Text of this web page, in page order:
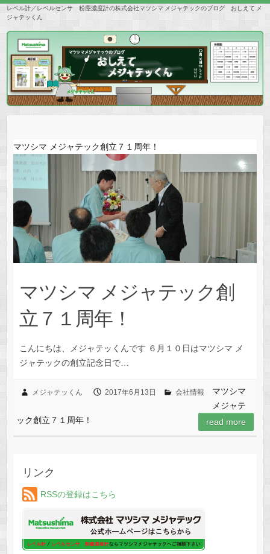
レベル計／レベルセンサ 粉塵濃度計の株式会社マツシマ メジャテックのブログ おしえて メ
ジャテッくん
マツシマ メジャテック創立７１周年！
マツシマ メジャテック創
立７１周年！
こんにちは、メジャテッくんです ６月１０日はマツシマ メ
ジャテックの創立記念日で…
メジャテッくん 2017年6月13日 会社情報
マツシマ
メジャテ
ック創立７１周年！
read more
リンク
RSSの登録はこちら